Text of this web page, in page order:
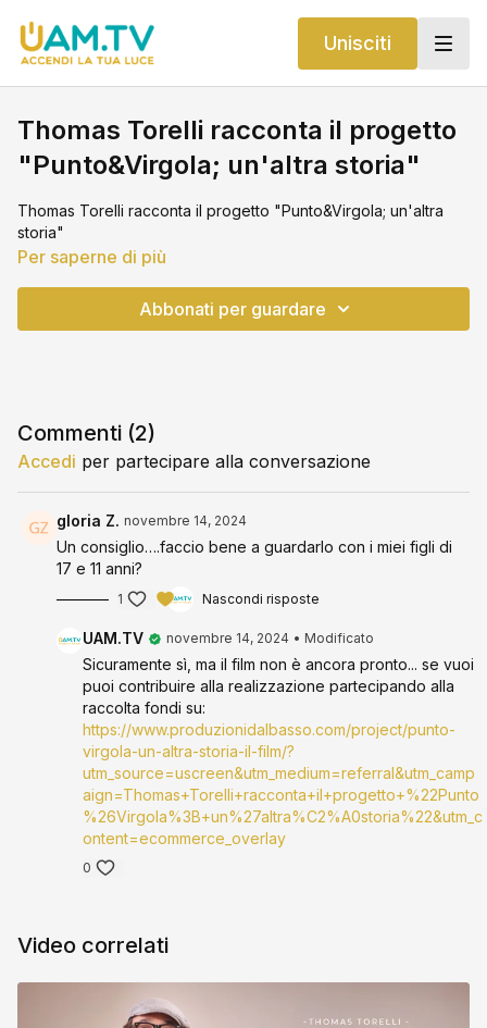
Unisciti
Thomas Torelli racconta il progetto
"Punto&Virgola; un'altra storia"
Thomas Torelli racconta il progetto "Punto&Virgola; un'altra
storia"
Per saperne di più
Abbonati per guardare
Commenti (2)
Accedi per partecipare alla conversazione
gloria Z. novembre 14, 2024
Un consiglio….faccio bene a guardarlo con i miei figli di
17 e 11 anni?
1 Nascondi risposte
UAM.TV novembre 14, 2024 • Modificato
Sicuramente sì, ma il film non è ancora pronto... se vuoi
puoi contribuire alla realizzazione partecipando alla
raccolta fondi su:
https://www.produzionidalbasso.com/project/punto-
virgola-un-altra-storia-il-film/?
utm_source=uscreen&utm_medium=referral&utm_camp
aign=Thomas+Torelli+racconta+il+progetto+%22Punto
%26Virgola%3B+un%27altra%C2%A0storia%22&utm_c
ontent=ecommerce_overlay
0
Video correlati